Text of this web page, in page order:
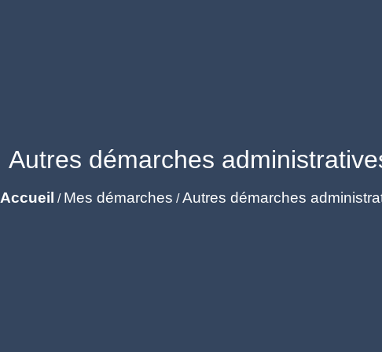
Autres démarches
Accueil / Mes démarches /Autres démarches